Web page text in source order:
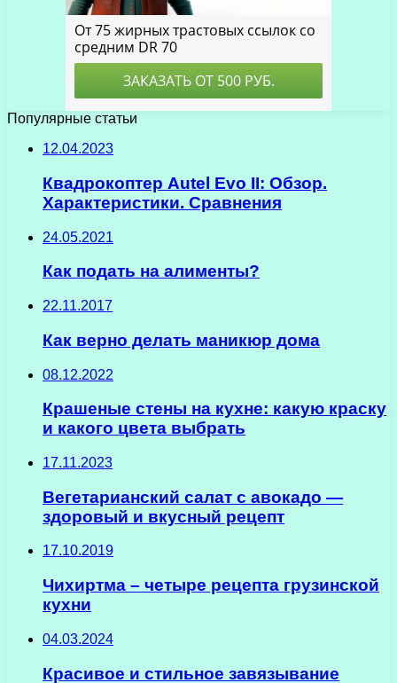
Популярные статьи
12.04.2023
Квадрокоптер Autel Evo II: Обзор.
Характеристики. Сравнения
24.05.2021
Как подать на алименты?
22.11.2017
Как верно делать маникюр дома
08.12.2022
Крашеные стены на кухне: какую краску
и какого цвета выбрать
17.11.2023
Вегетарианский салат с авокадо —
здоровый и вкусный рецепт
17.10.2019
Чихиртма – четыре рецепта грузинской
кухни
04.03.2024
Красивое и стильное завязывание